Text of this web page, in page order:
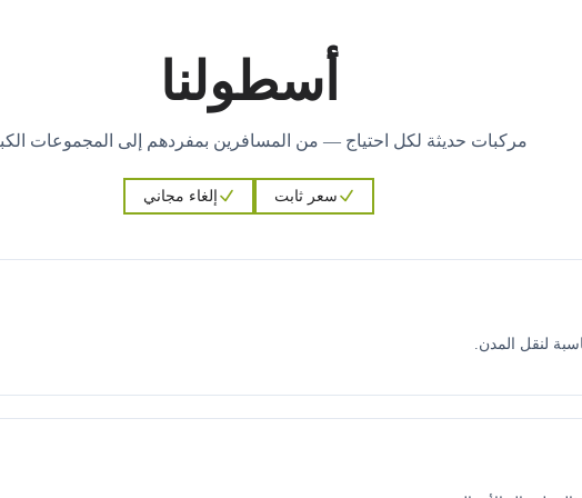
أسطولنا
مركبات حديثة لكل احتياج — من المسافرين بمفردهم إلى المجموعات
سعر ثابت إلغاء مجاني
لنقل المدن.